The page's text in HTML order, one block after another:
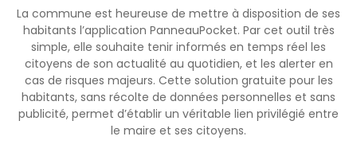
La commune est heureuse de mettre à disposition de ses
habitants l’application PanneauPocket. Par cet outil très
simple, elle souhaite tenir informés en temps réel les
citoyens de son actualité au quotidien, et les alerter en
cas de risques majeurs. Cette solution gratuite pour les
habitants, sans récolte de données personnelles et sans
publicité, permet d’établir un véritable lien privilégié entre
le maire et ses citoyens.
incendiaire)
Restez vigilants et adoptez les
bons réflexes :
❌ interdiction de brûlage à
l’air libre de tous types de
déchets et de dérogation